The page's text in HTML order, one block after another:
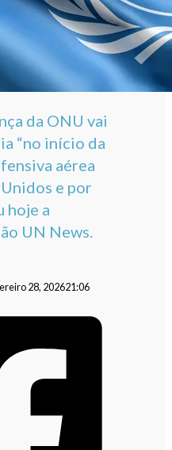
da ONU vai
“no início da
aérea
e por
hoje a
UN News.
28, 202621:06